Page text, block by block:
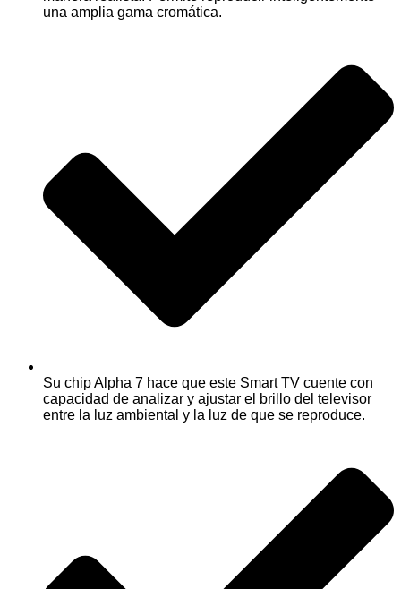
una amplia gama cromática.
Su chip Alpha 7 hace que este Smart TV cuente con
capacidad de analizar y ajustar el brillo del televisor
entre la luz ambiental y la luz de que se reproduce.